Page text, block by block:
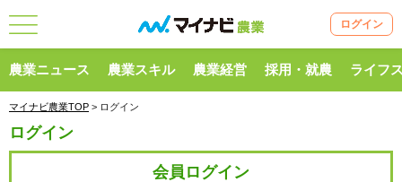
ログイン
農業ニュース 農業スキル 農業経営 採用・就農 ライフ
マイナビ農業TOP > ログイン
ログイン
会員ログイン